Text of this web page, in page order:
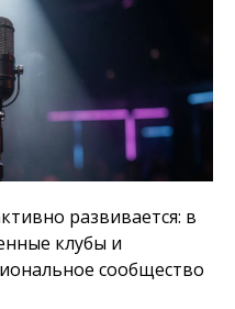
развивается: в
клубы и
сообщество